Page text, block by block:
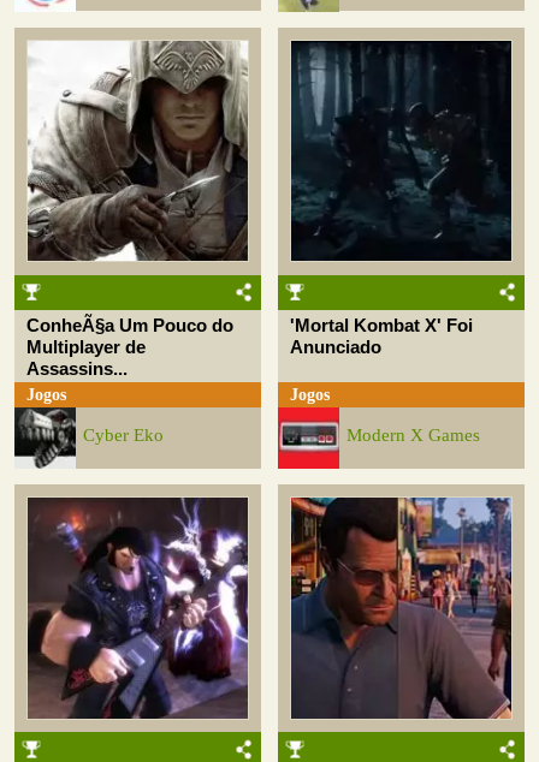
ConheÃ§a Um Pouco do
Multiplayer de
Assassins...
Jogos
Cyber Eko
'Mortal Kombat X' Foi
Anunciado
Jogos
Modern X Games